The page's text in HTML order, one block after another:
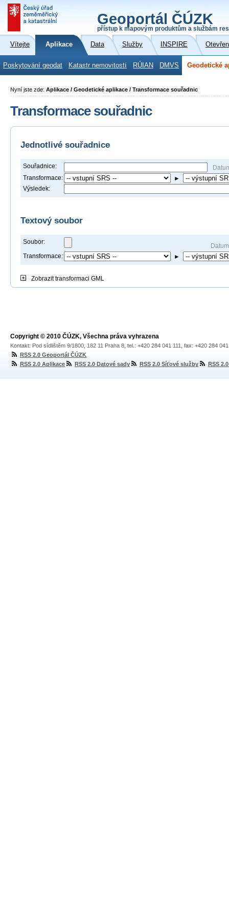
Geoportál ČÚZK
přístup k mapovým produktům a službám
Vítejte Aplikace Data Služby INSPIRE
Poskytování geodat Katastr nemovitostí RÚIAN DMVS Geodetické
Nyní jste zde: Aplikace / Geodetické aplikace / Transformace souřadnic
Transformace souřadnic
Jednotlivé souřadnice
Souřadnice:
Transformace:
►
Výsledek:
Textový soubor
Soubor:
Transformace:
►
Zobrazittransformaci GML
Copyright © 2010 ČÚZK, Všechna práva vyhrazena
Kontakt: Pod sídlištěm 9/1800, 182 11 Praha 8, tel.: +420 284 041 111, fax: +420 284
RSS 2.0 Geoportál ČÚZK
RSS 2.0 Aplikace
RSS 2.0 Datové sady RSS 2.0 Síťové služby RSS